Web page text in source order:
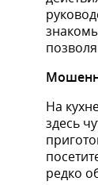
На
здесь
редко